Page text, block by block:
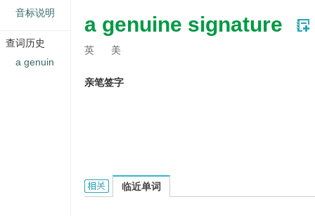
a genuine signature
英 美
亲笔签字
a genuine signature的相关资料：
临近单词
音标说明
查词历史
a genuin